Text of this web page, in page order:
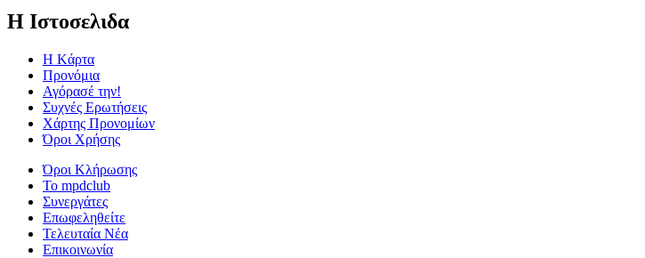
Η Ιστοσελιδα
Η Kάρτα
Προνόμια
Αγόρασέ την!
Συχνές Ερωτήσεις
Χάρτης Προνομίων
Όροι Χρήσης
Όροι Κλήρωσης
To mpdclub
Συνεργάτες
Επωφεληθείτε
Τελευταία Νέα
Επικοινωνία